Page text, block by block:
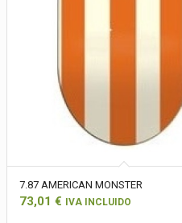
7.87 AMERICAN MONSTER
73,01€ IVA INCLUIDO